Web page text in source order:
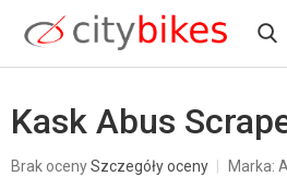
treści
Kask Abus
Średnia
Brak ocenySzczegóły oceny Marka: